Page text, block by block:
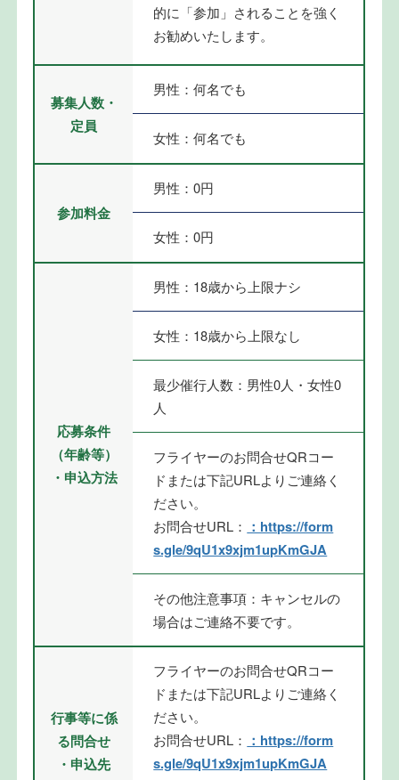
的に「参加」されることを強く
お勧めいたします。
募集人数・
定員
男性：何名でも
女性：何名でも
参加料金
男性：0円
女性：0円
応募条件
（年齢等）
・申込方法
男性：18歳から上限ナシ
女性：18歳から上限なし
最少催行人数：男性0人・女性0
人
フライヤーのお問合せQRコー
ドまたは下記URLよりご連絡く
ださい。
お問合せURL： ：https://form
s.gle/9qU1x9xjm1upKmGJA
その他注意事項：キャンセルの
場合はご連絡不要です。
行事等に係
る問合せ
・申込先
フライヤーのお問合せQRコー
ドまたは下記URLよりご連絡く
ださい。
お問合せURL： ：https://form
s.gle/9qU1x9xjm1upKmGJA